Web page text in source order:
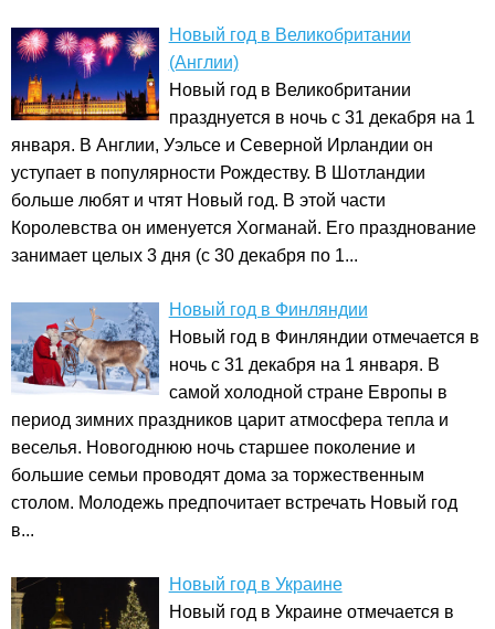
Новый год в Великобритании
(Англии)
Новый год в Великобритании
празднуется в ночь с 31 декабря на 1
января. В Англии, Уэльсе и Северной Ирландии он
уступает в популярности Рождеству. В Шотландии
больше любят и чтят Новый год. В этой части
Королевства он именуется Хогманай. Его празднование
занимает целых 3 дня (с 30 декабря по 1...
Новый год в Финляндии
Новый год в Финляндии отмечается в
ночь с 31 декабря на 1 января. В
самой холодной стране Европы в
период зимних праздников царит атмосфера тепла и
веселья. Новогоднюю ночь старшее поколение и
большие семьи проводят дома за торжественным
столом. Молодежь предпочитает встречать Новый год
в...
Новый год в Украине
Новый год в Украине отмечается в